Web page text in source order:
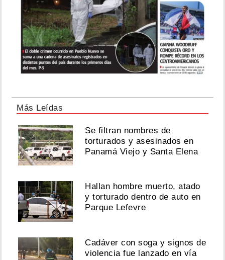
Más Leídas
Se filtran nombres de
torturados y asesinados en
Panamá Viejo y Santa Elena
Hallan hombre muerto, atado
y torturado dentro de auto en
Parque Lefevre
Cadáver con soga y signos de
violencia fue lanzado en vía